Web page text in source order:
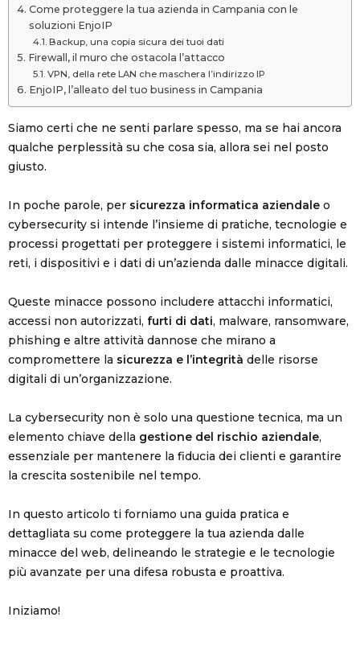
Come proteggere la tua azienda in Campania con le
soluzioni EnjoIP
Backup, una copia sicura dei tuoi dati
Firewall, il muro che ostacola l’attacco
VPN, della rete LAN che maschera l’indirizzo IP
EnjoIP, l’alleato del tuo business in Campania
Siamo certi che ne senti parlare spesso, ma se hai ancora
qualche perplessità su che cosa sia, allora sei nel posto
giusto.
In poche parole, per sicurezza informatica aziendale o
cybersecurity si intende l’insieme di pratiche, tecnologie e
processi progettati per proteggere i sistemi informatici, le
reti, i dispositivi e i dati di un’azienda dalle minacce digitali.
Queste minacce possono includere attacchi informatici,
accessi non autorizzati, furti di dati, malware, ransomware,
phishing e altre attività dannose che mirano a
compromettere la sicurezza e l’integrità delle risorse
digitali di un’organizzazione.
La cybersecurity non è solo una questione tecnica, ma un
elemento chiave della gestione del rischio aziendale,
essenziale per mantenere la fiducia dei clienti e garantire
la crescita sostenibile nel tempo.
In questo articolo ti forniamo una guida pratica e
dettagliata su come proteggere la tua azienda dalle
minacce del web, delineando le strategie e le tecnologie
più avanzate per una difesa robusta e proattiva.
Iniziamo!